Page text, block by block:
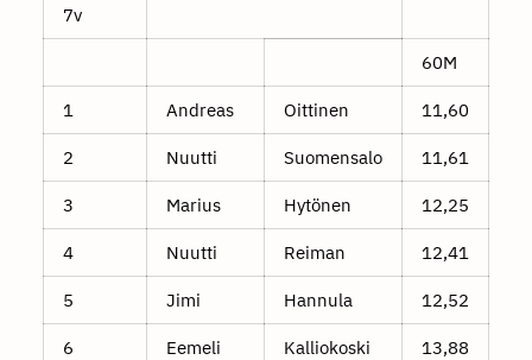
7v
60M
1 Andreas Oittinen 11,60
2 Nuutti Suomensalo 11,61
3 Marius Hytönen 12,25
4 Nuutti Reiman 12,41
5 Jimi Hannula 12,52
6 Eemeli Kalliokoski 13,88